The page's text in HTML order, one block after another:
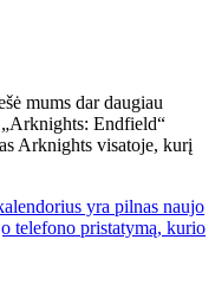
mums dar daugiau
Endfield“
Arknights visatoje, kurį